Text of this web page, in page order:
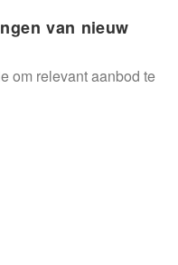
van nieuw
om relevant aanbod te